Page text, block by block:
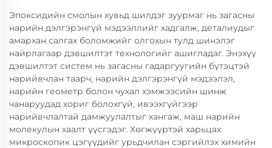
Эпоксидийн смолын хувьд шилдэг зуурмаг нь загасны
нарийн дэлгэрэнгүй мэдээллийг хадгалж, деталиудыг
амархан салгах боломжийг олгохын тулд шинэлэг
найрлагаар дэвшилтэт технологийг ашигладаг. Энэхүү
дэвшилтэт систем нь загасны гадаргуугийн бүтэцтэй
нарийвчлан таарч, нарийн дэлгэрэнгүй мэдээлэл,
нарийн геометр болон чухал хэмжээсийн шинж
чанаруудад хориг болохгүй, ивээхгүйгээр
нарийвчлалтай дамжуулалтыг хангаж, маш нарийн
молекулын хаалт үүсгэдэг. Хөгжүүртэй харьцах
микроскопик цэгүүдийг урьдчилан сэргийлэх химийн